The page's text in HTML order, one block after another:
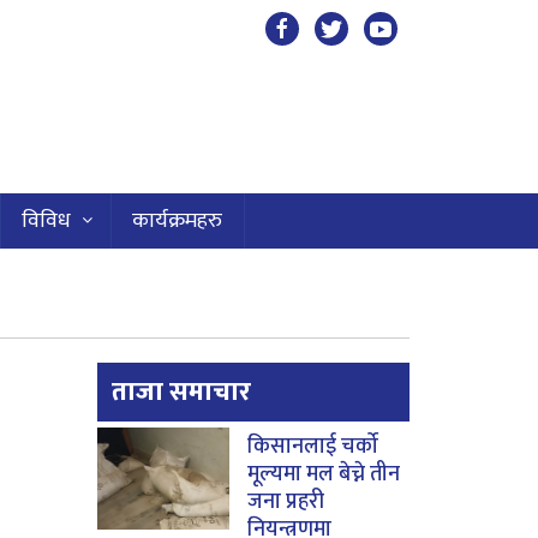
विविध कार्यक्रमहरु
ताजा समाचार
किसानलाई चर्को
मूल्यमा मल बेच्ने तीन
जना प्रहरी
नियन्त्रणमा